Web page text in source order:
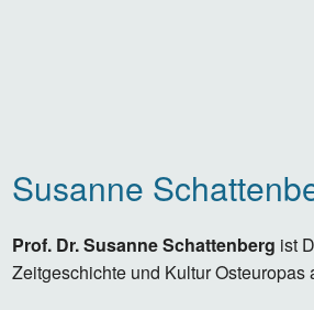
Susanne
Prof. Dr. Susanne Schattenberg ist
Zeitgeschichte und Kultur Osteuropas